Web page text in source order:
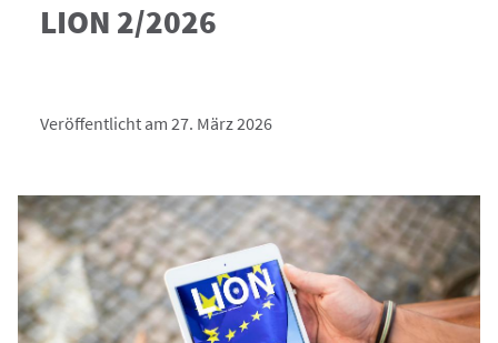
LION 2/2026
Veröffentlicht am 27. März 2026